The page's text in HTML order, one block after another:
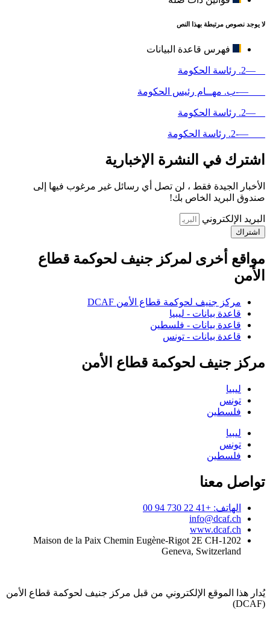
لا يوجد نصوص مرتبطة بهذا النص
فهرس قاعدة البيانات
—2. رئاسة الحكومة
—-ب. مهــام رئيس الحكومة
—2. رئاسة الحكومة
—-2. رئاسة الحكومة
اشترك في النشرة الإخبارية
الأخبار الجيدة فقط ، لن تصل أي رسائل غير مرغوب فيها إلى
صندوق البريد الخاص بك!
البريد الإلكتروني
اشتراك
مواقع أخرى لمركز جنيف لحوكمة قطاع
الأمن
مركز جنيف لحوكمة قطاع الأمن DCAF
قاعدة بيانات - ليبيا
قاعدة بيانات - فلسطين
قاعدة بيانات - تونس
مركز جنيف لحوكمة قطاع الأمن
ليبيا
تونس
فلسطين
ليبيا
تونس
فلسطين
تواصل معنا
الهاتف: +41 22 730 94 00
info@dcaf.ch
www.dcaf.ch
Maison de la Paix Chemin Eugène-Rigot 2E CH-1202
Geneva, Switzerland
يُدار هذا الموقع الإلكتروني من قبل مركز جنيف لحوكمة قطاع الأمن
(DCAF)